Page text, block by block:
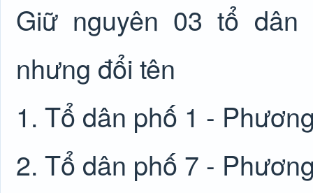
Giữ nguyên 03 tổ
nhưng đổi tên
1. Tổ dân phố 1 -
2. Tổ dân phố 7 -